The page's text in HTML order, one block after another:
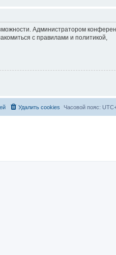
Администратором
с правилами и политикой,
Часовой пояс:
Удалить cookies